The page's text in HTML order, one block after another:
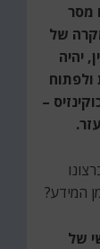
מסר
של
יהיה
–
המידע?
של